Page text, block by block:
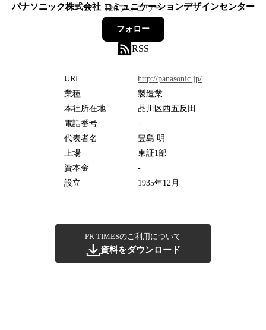
パナソニック株式会社 コミュニケーションデザインセンター
120フォロワー
フォロー
RSS
URL
http://panasonic.jp/
業種
製造業
本社所在地
品川区西五反田
電話番号
-
代表者名
豊島 明
上場
東証1部
資本金
-
設立
1935年12月
PR TIMESのご利用について
資料をダウンロード